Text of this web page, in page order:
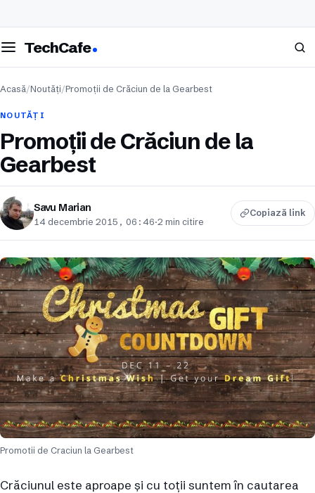
meniul
TechCafe Caută
Acasă/Noutăți/Promoții de Crăciun de la Gearbest
NOUTĂȚI
Promoții de Crăciun de la
Gearbest
Savu Marian
14 decembrie 2015, 06:46·2 min citire
Copiază link
Promotii de Craciun la Gearbest
Crăciunul este aproape și cu toții suntem în cautarea